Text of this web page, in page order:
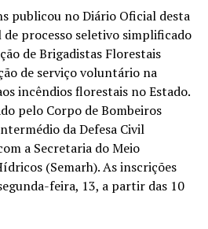
publicou no Diário Oficial desta
processo seletivo simplificado
de Brigadistas Florestais
de serviço voluntário na
incêndios florestais no Estado.
pelo Corpo de Bombeiros
da Defesa Civil
a Secretaria do Meio
(Semarh). As inscrições
feira, 13, a partir das 10